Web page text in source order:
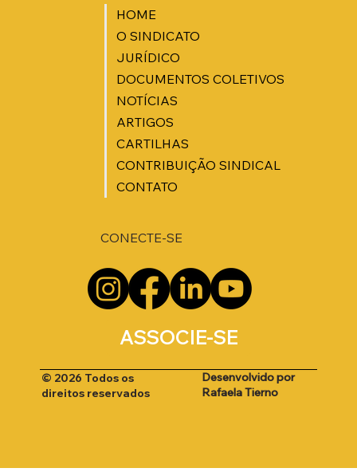
HOME
O SINDICATO
JURÍDICO
DOCUMENTOS COLETIVOS
NOTÍCIAS
ARTIGOS
CARTILHAS
CONTRIBUIÇÃO SINDICAL
CONTATO
ASSOCIE-SE
CONECTE-SE
© 2026 Todos os
direitos reservados
Desenvolvido por
Rafaela Tierno